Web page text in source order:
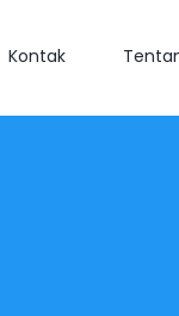
Kontak